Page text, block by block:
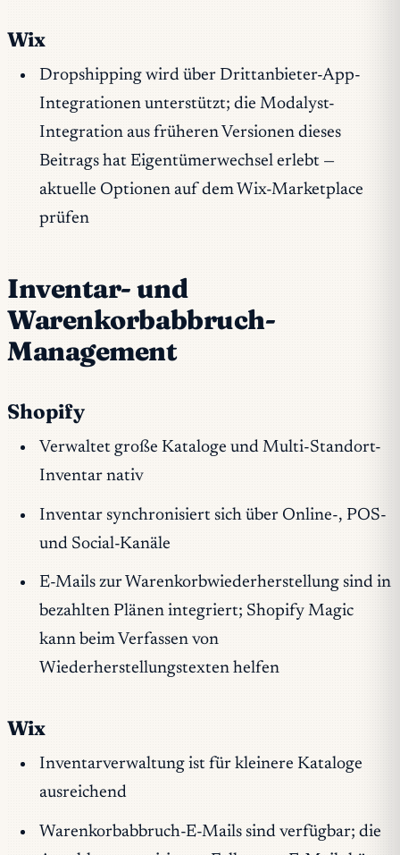
Wix
Dropshipping wird über Drittanbieter-App-
Integrationen unterstützt; die Modalyst-
Integration aus früheren Versionen dieses
Beitrags hat Eigentümerwechsel erlebt —
aktuelle Optionen auf dem Wix-Marketplace
prüfen
Inventar- und
Warenkorbabbruch-
Management
Shopify
Verwaltet große Kataloge und Multi-Standort-
Inventar nativ
Inventar synchronisiert sich über Online-, POS-
und Social-Kanäle
E-Mails zur Warenkorbwiederherstellung sind in
bezahlten Plänen integriert; Shopify Magic
kann beim Verfassen von
Wiederherstellungstexten helfen
Wix
Inventarverwaltung ist für kleinere Kataloge
ausreichend
Warenkorbabbruch-E-Mails sind verfügbar; die